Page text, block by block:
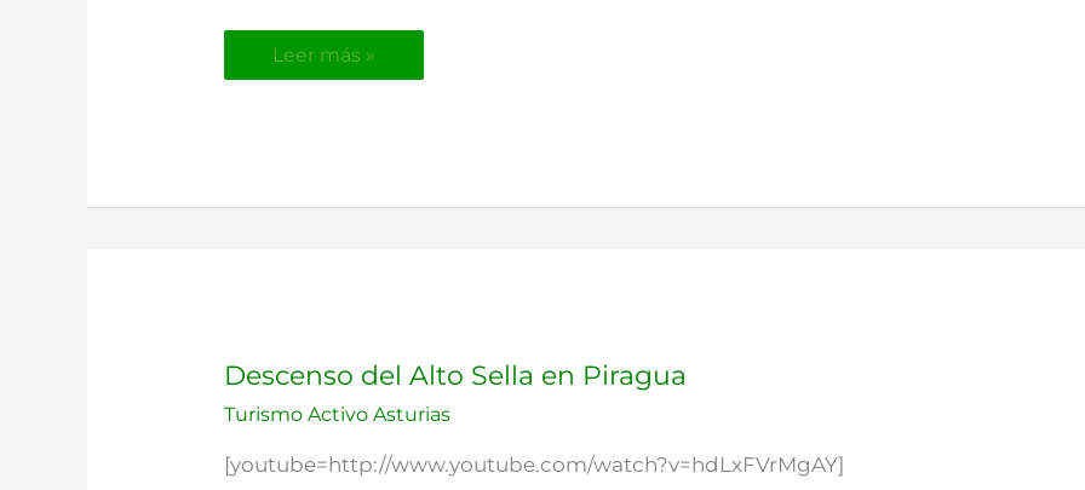
Leer más »
Descenso del Alto Sella en Piragua
Turismo Activo Asturias
[youtube=http://www.youtube.com/watch?v=hdLxFVrMgAY]
Descenso
Alto
en